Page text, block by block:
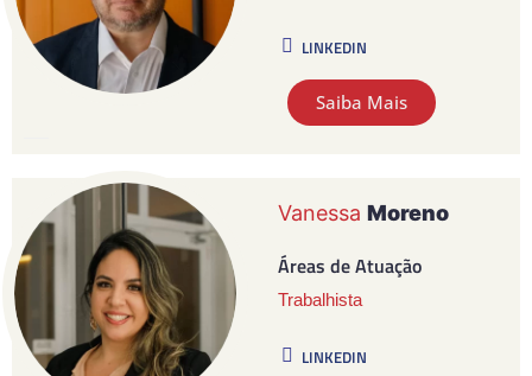
LINKEDIN
Saiba Mais
Vanessa Moreno
Áreas de Atuação
Trabalhista
LINKEDIN